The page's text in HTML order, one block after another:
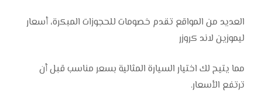
العديد من المواقع تقدم خصومات للحجوزات المبكرة، أسعار
ليموزين لاند كروزر
مما يتيح لك اختيار السيارة المثالية بسعر مناسب قبل أن
ترتفع الأسعار.